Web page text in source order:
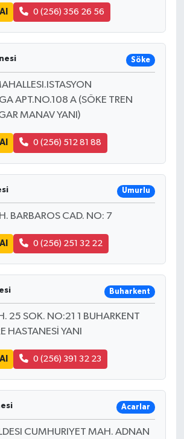
0 (256) 356 26 56
Söke
APT.NO.108 A (SÖKE TREN
MANAV YANI)
0 (256) 512 81 88
Umurlu
BARBAROS CAD. NO: 7
0 (256) 251 32 22
Buharkent
25 SOK. NO:21 1 BUHARKENT
HASTANESİ YANI
0 (256) 391 32 23
Acarlar
CUMHURIYET MAH. ADNAN